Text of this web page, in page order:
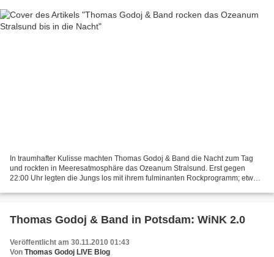
In traumhafter Kulisse machten Thomas Godoj & Band die Nacht zum Tag
und rockten in Meeresatmosphäre das Ozeanum Stralsund. Erst gegen
22:00 Uhr legten die Jungs los mit ihrem fulminanten Rockprogramm; etwas
Thomas Godoj & Band in Potsdam: WiNK 2.0
Veröffentlicht am 30.11.2010 01:43
Von Thomas Godoj LIVE Blog